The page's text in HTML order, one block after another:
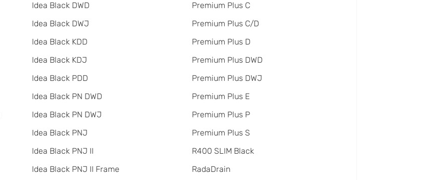
Idea Black DWD
Idea Black DWJ
Idea Black KDD
Idea Black KDJ
Idea Black PDD
Idea Black PN DWD
Idea Black PN DWJ
Idea Black PNJ
Idea Black PNJ II
Idea Black PNJ II Frame
Premium Plus C
Premium Plus C/D
Premium Plus D
Premium Plus DWD
Premium Plus DWJ
Premium Plus E
Premium Plus P
Premium Plus S
R400 SLIM Black
RadаDrain